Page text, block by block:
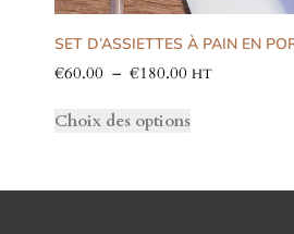
SET D’ASSIETTES À PAIN EN
€60.00 – €180.00 HT
Choix des options